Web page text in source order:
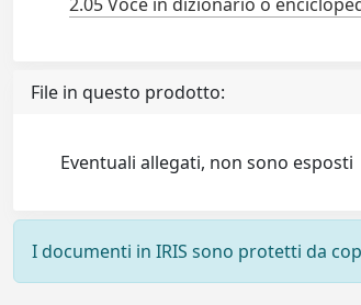
File in questo prodotto:
Eventuali allegati, non sono esposti
I documenti in IRIS sono protetti da